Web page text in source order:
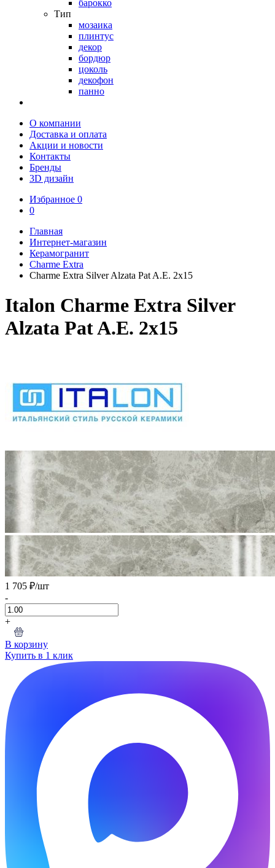
барокко
Тип
мозаика
плинтус
декор
бордюр
цоколь
декофон
панно
О компании
Доставка и оплата
Акции и новости
Контакты
Бренды
3D дизайн
Избранное 0
0
Главная
Интернет-магазин
Керамогранит
Charme Extra
Charme Extra Silver Alzata Pat A.E. 2x15
Italon Charme Extra Silver
Alzata Pat A.E. 2x15
1 705 ₽/шт
-
+
В корзину
Купить в 1 клик